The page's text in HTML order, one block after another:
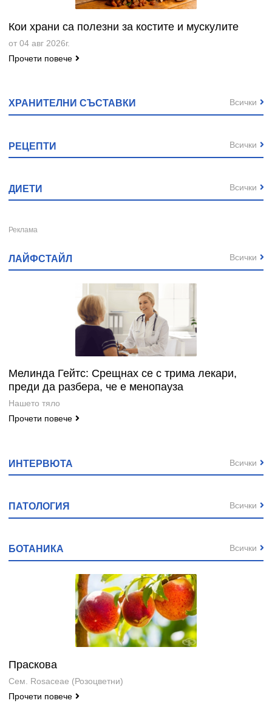
Кои храни са полезни за костите и мускулите
от 04 авг 2026г.
Прочети повече
ХРАНИТЕЛНИ СЪСТАВКИ Всички
РЕЦЕПТИ Всички
ДИЕТИ Всички
ЛАЙФСТАЙЛ
Мелинда Гейтс: Срещнах се с трима лекари,
преди да разбера, че е менопауза
Нашето тяло
Прочети повече
Всички
ИНТЕРВЮТА Всички
ПАТОЛОГИЯ Всички
БОТАНИКА
Праскова
Сем. Rosaceae (Розоцветни)
Прочети повече
Всички